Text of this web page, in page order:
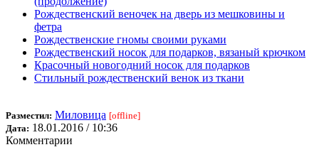
Рождественский веночек на дверь из мешковины и
фетра
Рождественские гномы своими руками
Рождественский носок для подарков, вязаный крючком
Красочный новогодний носок для подарков
Стильный рождественский венок из ткани
Разместил: Миловица [offline]
Дата: 18.01.2016 / 10:36
Комментарии